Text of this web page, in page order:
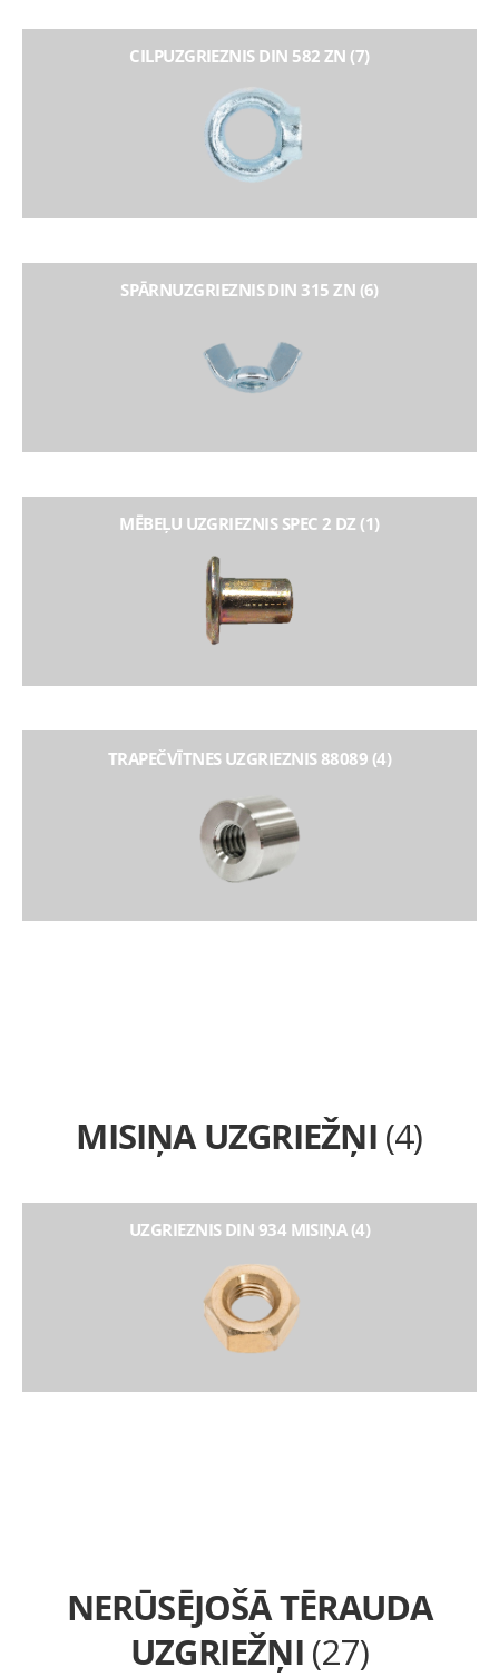
CILPUZGRIEZNIS DIN 582 ZN (7)
SPĀRNUZGRIEZNIS DIN 315 ZN (6)
MĒBEĻU UZGRIEZNIS SPEC 2 DZ (1)
TRAPEČVĪTNES UZGRIEZNIS 88089 (4)
MISIŅA UZGRIEŽŅI (4)
UZGRIEZNIS DIN 934 MISIŅA (4)
NERŪSĒJOŠĀ TĒRAUDA
UZGRIEŽŅI (27)